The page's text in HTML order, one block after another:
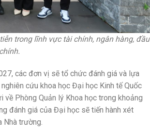
trong lĩnh vực tài chính, ngân hàng, đầu
các đơn vị sẽ tổ chức đánh giá và lựa
cứu khoa học Đại học Kinh tế Quốc
Phòng Quản lý Khoa học trong khoảng
đánh giá của Đại học sẽ tiến hành xét
Nhà trường.